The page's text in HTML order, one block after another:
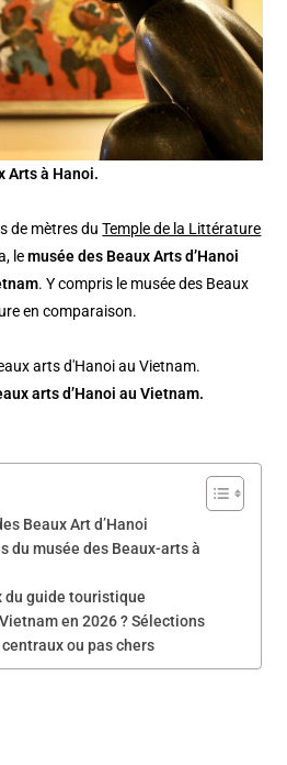
Arts à Hanoi.
de mètres duTemple de la Littérature
lemusée des Beaux Arts d’Hanoi
. Y compris le musée des Beaux
en comparaison.
arts d’Hanoi au Vietnam.
Beaux Art d’Hanoi
du musée des Beaux-arts à
du guide touristique
en 2026 ? Sélections
ou pas chers